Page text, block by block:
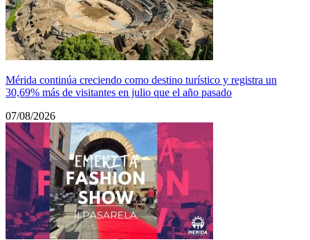
Mérida continúa creciendo como destino turístico y registra un
30,69% más de visitantes en julio que el año pasado
07/08/2026